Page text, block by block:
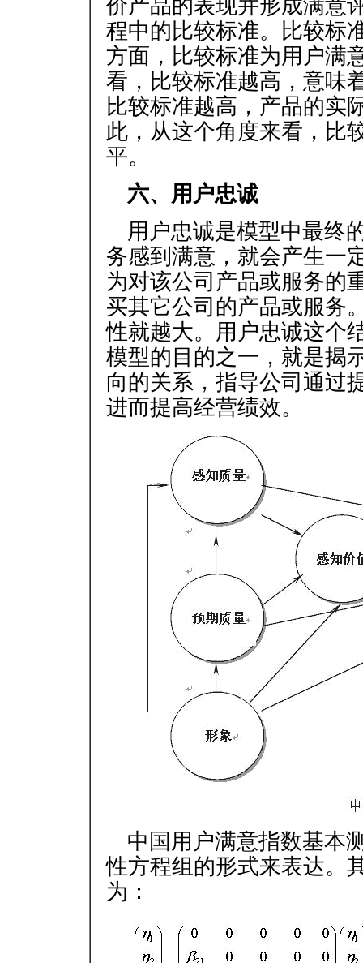
价产品的表现并形成满意
程中的比较标准。比较标
方面，比较标准为用户满
看，比较标准越高，意味
比较标准越高，产品的实
此，从这个角度来看，比
平。
六、用户忠诚
用户忠诚是模型中最终
务感到满意，就会产生一
为对该公司产品或服务的
买其它公司的产品或服务
性就越大。用户忠诚这个
模型的目的之一，就是揭
向的关系，指导公司通过
进而提高经营绩效。
中国用户满意指数基本
性方程组的形式来表达。
为：